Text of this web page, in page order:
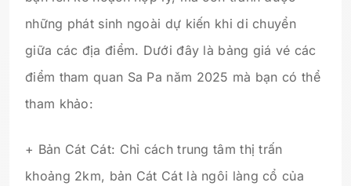
những phát sinh ngoài dự kiến khi di chuyển
giữa các địa điểm. Dưới đây là bảng giá vé các
điểm tham quan Sa Pa năm 2025 mà bạn có thể
tham khảo:
+ Bản Cát Cát: Chỉ cách trung tâm thị trấn
khoảng 2km, bản Cát Cát là ngôi làng cổ của